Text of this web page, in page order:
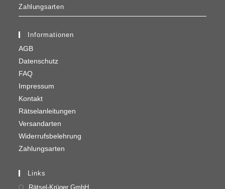
Zahlungsarten
Informationen
AGB
Datenschutz
FAQ
Impressum
Kontakt
Rätselanleitungen
Versandarten
Widerrufsbelehrung
Zahlungsarten
Links
Rätsel-Krüger GmbH